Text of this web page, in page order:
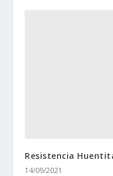
Resistencia
14/09/2021